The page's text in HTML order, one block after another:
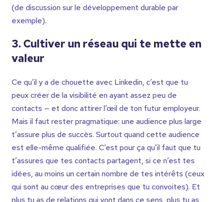
(de discussion sur le développement durable par
exemple).
3. Cultiver un réseau qui te mette en
valeur
Ce qu’il y a de chouette avec Linkedin, c’est que tu
peux créer de la visibilité en ayant assez peu de
contacts — et donc attirer l’œil de ton futur employeur.
Mais il faut rester pragmatique: une audience plus large
t’assure plus de succès. Surtout quand cette audience
est elle-même qualifiée. C’est pour ça qu’il faut que tu
t’assures que tes contacts partagent, si ce n’est tes
idées, au moins un certain nombre de tes intérêts (ceux
qui sont au cœur des entreprises que tu convoites). Et
plus tu as de relations qui vont dans ce sens, plus tu as